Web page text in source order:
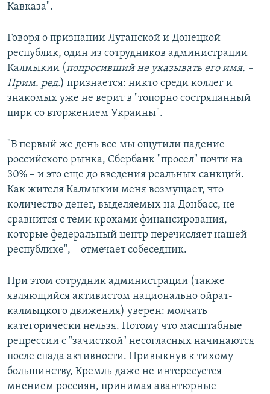
Кавказа".
Говоря о признании Луганской и Донецкой
республик, один из сотрудников администрации
Калмыкии (попросивший не указывать его имя. –
Прим. ред.) признается: никто среди коллег и
знакомых уже не верит в "топорно состряпанный
цирк со вторжением Украины".
"В первый же день все мы ощутили падение
российского рынка, Сбербанк "просел" почти на
30% – и это еще до введения реальных санкций.
Как жителя Калмыкии меня возмущает, что
количество денег, выделяемых на Донбасс, не
сравнится с теми крохами финансирования,
которые федеральный центр перечисляет нашей
республике", – отмечает собеседник.
При этом сотрудник администрации (также
являющийся активистом национально ойрат-
калмыцкого движения) уверен: молчать
категорически нельзя. Потому что масштабные
репрессии с "зачисткой" несогласных начинаются
после спада активности. Привыкнув к тихому
большинству, Кремль даже не интересуется
мнением россиян, принимая авантюрные